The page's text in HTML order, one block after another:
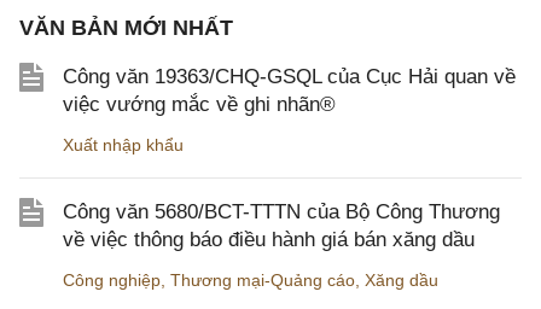
VĂN BẢN MỚI NHẤT
Công văn 19363/CHQ-GSQL của Cục Hải quan về
việc vướng mắc về ghi nhãn®
Xuất nhập khẩu
Công văn 5680/BCT-TTTN của Bộ Công Thương
về việc thông báo điều hành giá bán xăng dầu
Công nghiệp Thương mại-Quảng cáo Xăng dầu